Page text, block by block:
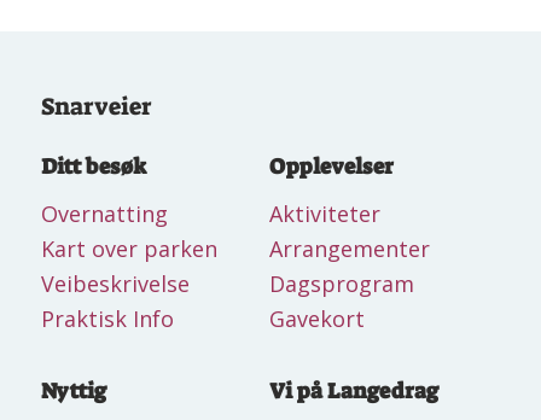
Snarveier
Ditt besøk
Overnatting
Kart over parken
Veibeskrivelse
Praktisk Info
Opplevelser
Aktiviteter
Arrangementer
Dagsprogram
Gavekort
Nyttig
Vi på Langedrag